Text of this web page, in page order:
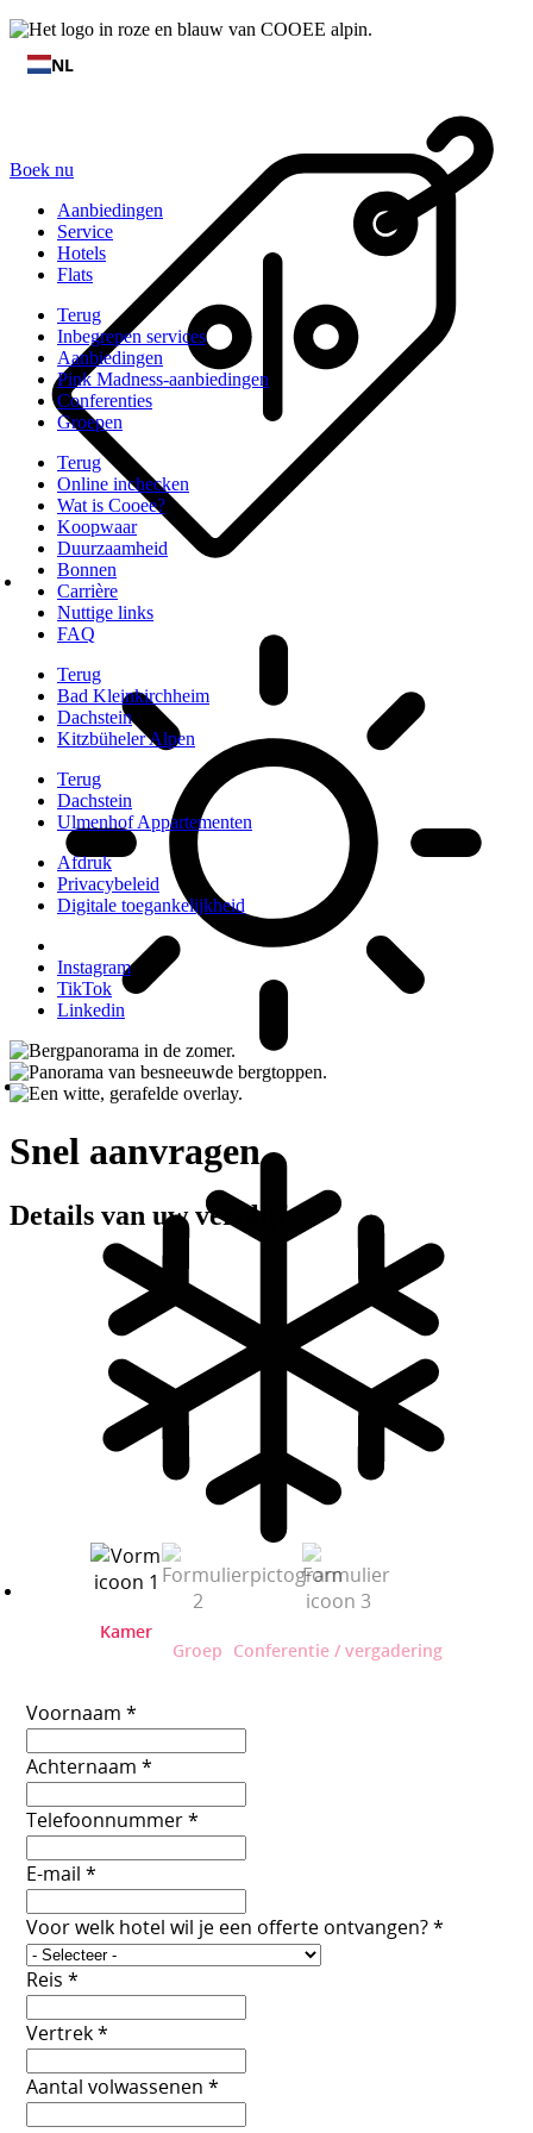
NL
Boek nu
Aanbiedingen
Service
Hotels
Flats
Terug
Inbegrepen services
Aanbiedingen
Pink Madness-aanbiedingen
Conferenties
Groepen
Terug
Online inchecken
Wat is Cooee?
Koopwaar
Duurzaamheid
Bonnen
Carrière
Nuttige links
FAQ
Terug
Bad Kleinkirchheim
Dachstein
Kitzbüheler Alpen
Terug
Dachstein
Ulmenhof Appartementen
Afdruk
Privacybeleid
Digitale toegankelijkheid
Instagram
TikTok
Linkedin
Snel aanvragen
Details van uw verblijf
Kamer
Groep Conferentie / vergadering
Voornaam*
Achternaam*
Telefoonnummer*
E-mail*
Voor welk hotel wil je een offerte ontvangen?*
Reis*
Vertrek*
Aantal volwassenen*